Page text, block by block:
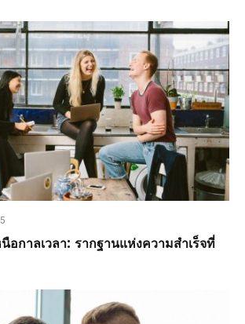
อกาลเวลา: รากฐานแห่งความสำเร็จที่